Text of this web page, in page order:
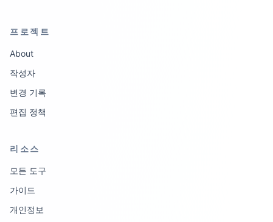
프로젝트
About
작성자
변경 기록
편집 정책
리소스
모든 도구
가이드
개인정보